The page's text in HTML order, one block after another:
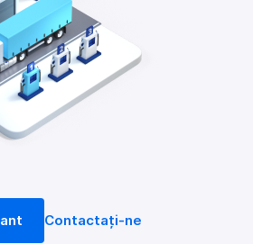
Contactați-ne